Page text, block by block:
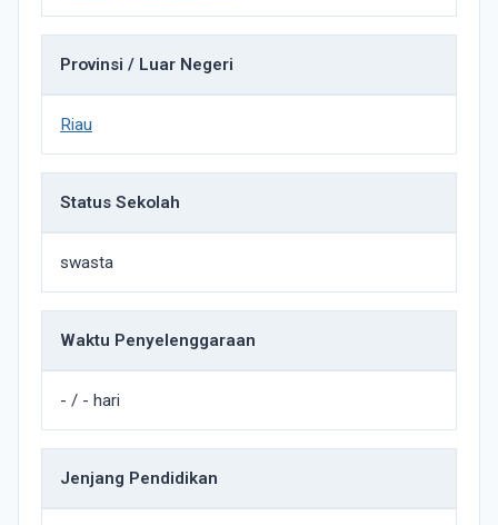
Provinsi / Luar Negeri
Riau
Status Sekolah
swasta
Waktu Penyelenggaraan
- / - hari
Jenjang Pendidikan